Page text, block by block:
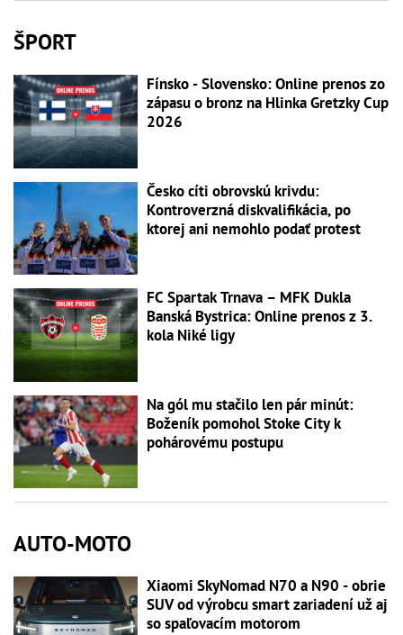
ŠPORT
Fínsko - Slovensko: Online prenos zo
zápasu o bronz na Hlinka Gretzky Cup
2026
Česko cíti obrovskú krivdu:
Kontroverzná diskvalifikácia, po
ktorej ani nemohlo podať protest
FC Spartak Trnava – MFK Dukla
Banská Bystrica: Online prenos z 3.
kola Niké ligy
Na gól mu stačilo len pár minút:
Boženík pomohol Stoke City k
pohárovému postupu
AUTO-MOTO
Xiaomi SkyNomad N70 a N90 - obrie
SUV od výrobcu smart zariadení už aj
so spaľovacím motorom